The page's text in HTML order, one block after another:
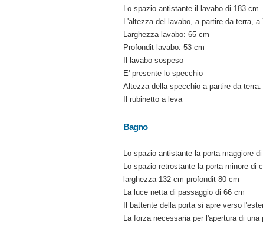
Lo spazio antistante il lavabo di 183 cm
L'altezza del lavabo, a partire da terra, a
Larghezza lavabo: 65 cm
Profondit lavabo: 53 cm
Il lavabo sospeso
E' presente lo specchio
Altezza della specchio a partire da terra:
Il rubinetto a leva
Bagno
Lo spazio antistante la porta maggiore
Lo spazio retrostante la porta minore di
larghezza 132 cm profondit 80 cm
La luce netta di passaggio di 66 cm
Il battente della porta si apre verso
La forza necessaria per l'apertura di una